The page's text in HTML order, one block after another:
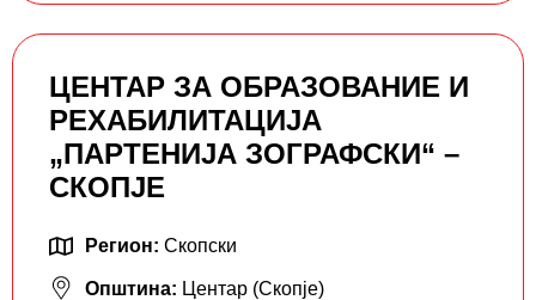
ЦЕНТАР ЗА ОБРАЗОВАНИЕ И
РЕХАБИЛИТАЦИЈА
„ПАРТЕНИЈА ЗОГРАФСКИ“ –
СКОПЈЕ
Регион: Скопски
Општина: Центар (Скопје)